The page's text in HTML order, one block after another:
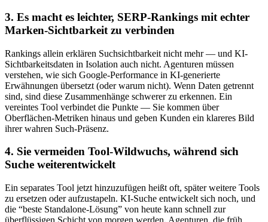
3. Es macht es leichter, SERP-Rankings mit echter
Marken-Sichtbarkeit zu verbinden
Rankings allein erklären Suchsichtbarkeit nicht mehr — und KI-
Sichtbarkeitsdaten in Isolation auch nicht. Agenturen müssen
verstehen, wie sich Google-Performance in KI-generierte
Erwähnungen übersetzt (oder warum nicht). Wenn Daten getrennt
sind, sind diese Zusammenhänge schwerer zu erkennen. Ein
vereintes Tool verbindet die Punkte — Sie kommen über
Oberflächen-Metriken hinaus und geben Kunden ein klareres Bild
ihrer wahren Such-Präsenz.
4. Sie vermeiden Tool-Wildwuchs, während sich
Suche weiterentwickelt
Ein separates Tool jetzt hinzuzufügen heißt oft, später weitere Tools
zu ersetzen oder aufzustapeln. KI-Suche entwickelt sich noch, und
die “beste Standalone-Lösung” von heute kann schnell zur